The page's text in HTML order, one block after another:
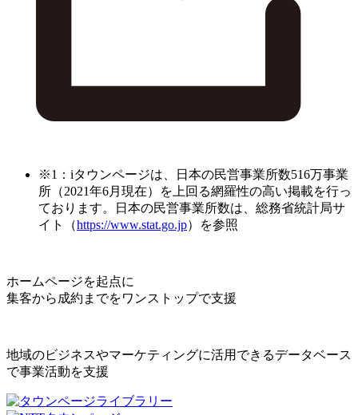
※1：iタウンページは、日本の民営事業所数516万事業
所（2021年6月現在）を上回る網羅性の高い掲載を行っ
ております。日本の民営事業所数は、総務省統計局サ
イト（https://www.stat.go.jp）を参照
ホームページを起点に
集客から成約までをワンストップで支援
地域のビジネスやマーケティングに活用できるデータベース
で事業活動を支援